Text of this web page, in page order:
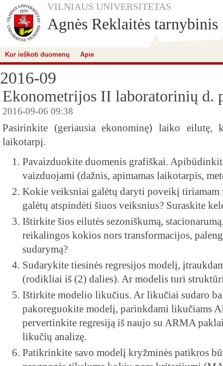
VILNIAUS UNIVERSITETAS
Agnės Reklaitės
Kur ieškoti duomenų Apie
2016-09
Ekonometrijos II laboratorinių d.
2016-09-06 09:38
Pasirinkite (geriausia ekonominę) laiko
laikotarpį.
Pavaizduokite duomenis grafiškai.
vaizduojami (dažnis, apimamas laikotarpis,
Kokie veiksniai galėtų daryti poveikį
galėtų atspindėti šiuos veiksnius? Suraskite
Ištirkite šios eilutės sezoniškumą,
reikalingos kokios nors transformacijos,
sudarymą?
Sudarykite tiesinės regresijos modelį,
(rodikliai iš (2) dalies). Ar modelis turi
Ištirkite modelio likučius. Ar likučiai sudaro
pakoreguokite modelį, parinkdami likučiams
pervertinkite regresiją iš naujo su ARMA
likučių analizę.
Patikrinkite savo modelį kryžminės patikros